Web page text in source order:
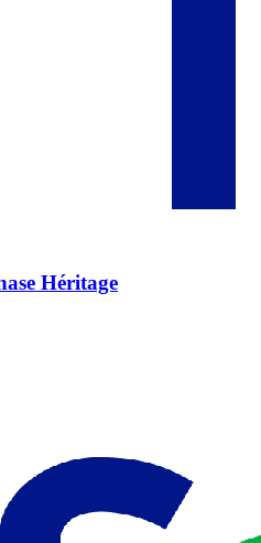
Héritage